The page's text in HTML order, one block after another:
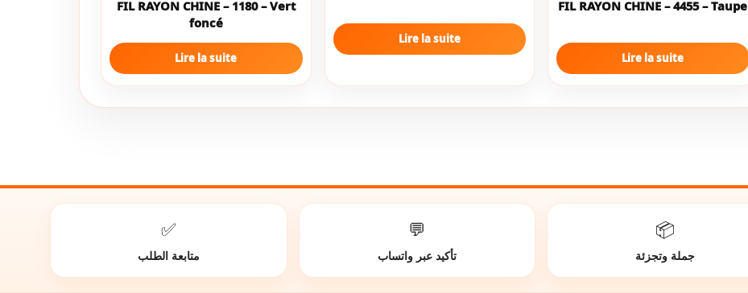
FIL RAYON CHINE – 4455 – Taupe
Lire la suite
Lire la suite
FIL RAYON CHINE – 1180 – Vert
foncé
Lire la suite
📦
جملة وتجزئة
💬
تأكيد عبر واتساب
✅
متابعة الطلب